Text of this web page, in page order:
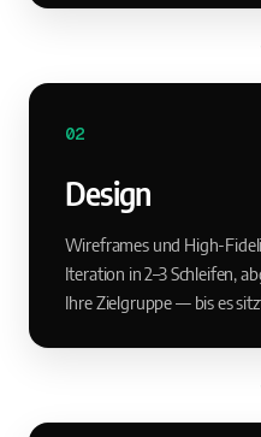
02
Design
Wireframes und High-
Iteration in 2–3 Schleifen,
Ihre Zielgruppe — bis es